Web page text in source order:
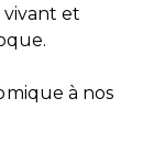
vivant et
à nos